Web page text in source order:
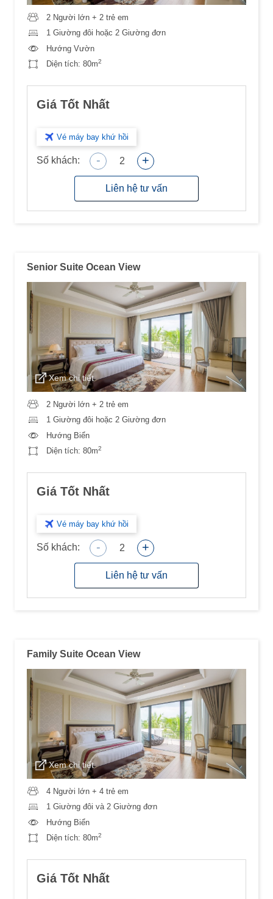
2 Người lớn + 2 trẻ em
1 Giường đôi hoặc 2 Giường đơn
Hướng Vườn
Diện tích: 80m2
Giá Tốt Nhất
Vé máy bay khứ hồi
Số khách: - 2 +
Liên hệ tư vấn
Senior Suite Ocean View
Xem chi tiết
2 Người lớn + 2 trẻ em
1 Giường đôi hoặc 2 Giường đơn
Hướng Biển
Diện tích: 80m2
Giá Tốt Nhất
Vé máy bay khứ hồi
Số khách: - 2 +
Liên hệ tư vấn
Family Suite Ocean View
Xem chi tiết
4 Người lớn + 4 trẻ em
1 Giường đôi và 2 Giường đơn
Hướng Biển
Diện tích: 80m2
Giá Tốt Nhất